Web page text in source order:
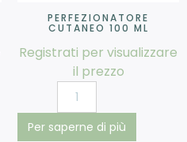
PERFEZIONATORE
CUTANEO 100 ML
Registrati per visualizzare
il prezzo
Per saperne di più